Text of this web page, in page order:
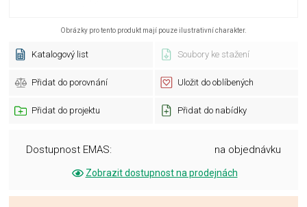
Obrázky pro tento produkt mají pouze ilustrativní charakter.
Katalogový list Soubory ke stažení
Přidat do porovnání Uložit do oblíbených
Přidat do projektu Přidat do nabídky
Dostupnost EMAS: na objednávku
Zobrazit dostupnost na prodejnách